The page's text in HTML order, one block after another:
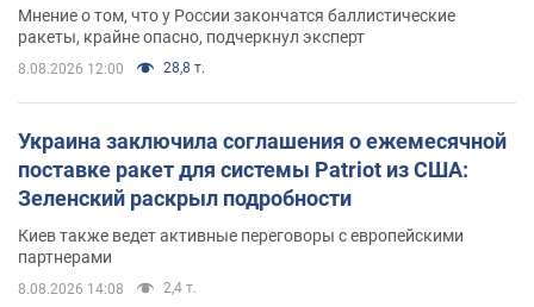
Мнение о том, что у России закончатся баллистические
ракеты, крайне опасно, подчеркнул эксперт
8.08.2026 12:00 28,8 т.
Украина заключила соглашения о ежемесячной
поставке ракет для системы Patriot из США:
Зеленский раскрыл подробности
Киев также ведет активные переговоры с европейскими
партнерами
8.08.2026 14:08 2,4 т.